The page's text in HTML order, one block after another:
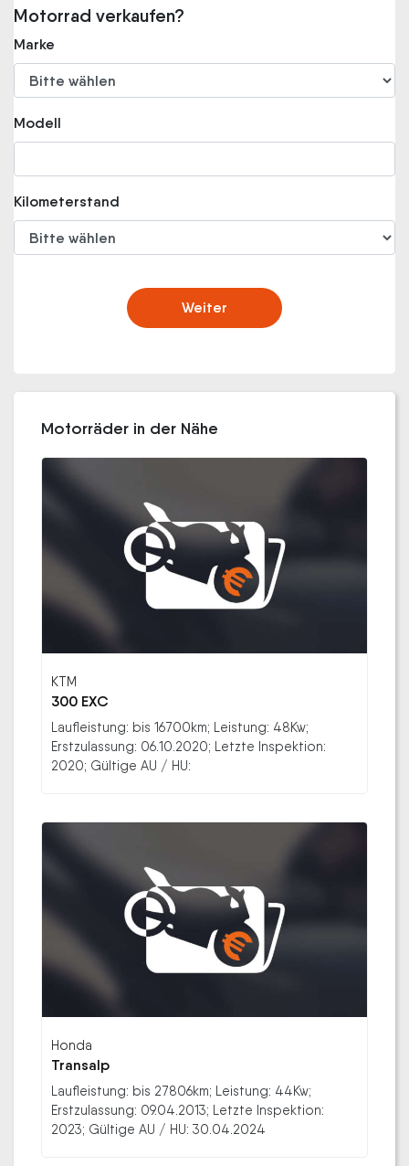
Motorrad verkaufen?
Marke
Modell
Kilometerstand
Weiter
Motorräder in der Nähe
KTM
300 EXC
Laufleistung: bis 16700km; Leistung: 48Kw;
Erstzulassung: 06.10.2020; Letzte Inspektion:
2020; Gültige AU / HU:
Honda
Transalp
Laufleistung: bis 27806km; Leistung: 44Kw;
Erstzulassung: 09.04.2013; Letzte Inspektion:
2023; Gültige AU / HU: 30.04.2024